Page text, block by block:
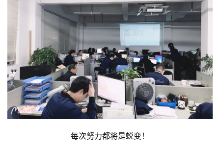
每次努力都将是蜕变！